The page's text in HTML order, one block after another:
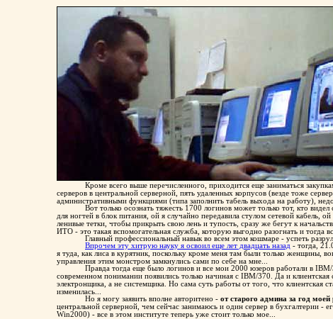
Кроме всего выше перечисленного, приходится еще заниматься
серверов в центральной серверной, пять удаленных корпусов (везде тоже
административными функциями (типа заполнить табель выхода на работу),
Вот только осознать тяжесть 1700 логинов может только тот, кто
для ногтей в блок питания, ой я случайно передавила стулом сетевой кабель,
ленивые тетки, чтобы прикрыть свою лень и тупость, сразу же бегут к
ИТО - это такая вспомогательная служба, которую выгодно разогнать и тогда
Главный профессиональный навык во всем этом кошмаре - успеть
Впрочем эту хитрую науку я освоил еще лет двадцать назад - тогда,
я туда, как лиса в курятник, поскольку кроме меня там были только
управления этим монстром замкнулись сами по себе на мне...
Правда тогда еще было логинов и все мои 2000 юзеров работали в
современном понимании появились только начиная с IBM/370. Да и
электронщика, а не системщика. Но сама суть работы от того, что
изменилась...
Но я могу заявить вполне авторитено - от старого админа за год
центральной серверной, чем сейчас занимаюсь и один сервер в бухгалтерии -
Win2000) - все в этом институте теперь уже стоит только мое...